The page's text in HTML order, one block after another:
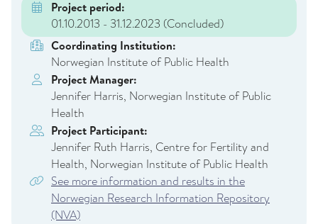
Project period:
01.10.2013 - 31.12.2023 (Concluded)
Coordinating Institution:
Norwegian Institute of Public Health
Project Manager:
Jennifer Harris, Norwegian Institute of Public
Health
Project Participant:
Jennifer Ruth Harris, Centre for Fertility and
Health, Norwegian Institute of Public Health
See more information and results in the
Norwegian Research Information Repository
(NVA)